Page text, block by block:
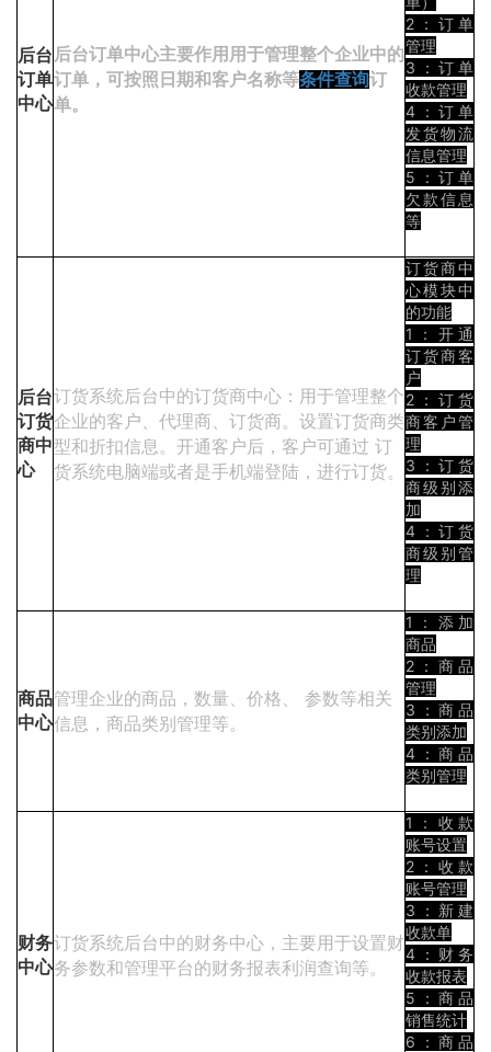
后台
订单
中心
后台订单中心主要作用用于管理整个企业中的
订单，可按照日期和客户名称等条件查询订
单。
2：订单
管理
3：订单
收款管理
4：订单
发货物流
信息管理
5：订单
欠款信息
等
后台
订货
商中
心
订货系统后台中的订货商中心：用于管理整个
企业的客户、代理商、订货商。设置订货商类
型和折扣信息。开通客户后，客户可通过 订
货系统电脑端或者是手机端登陆，进行订货。
订货商中
心模块中
的功能
1：开通
订货商客
户
2：订货
商客户管
理
3：订货
商级别添
加
4：订货
商级别管
理
商品
中心
管理企业的商品，数量、价格、 参数等相关
信息，商品类别管理等。
1：添加
商品
2：商品
管理
3：商品
类别添加
4：商品
类别管理
财务
中心
订货系统后台中的财务中心，主要用于设置财
务参数和管理平台的财务报表利润查询等。
1：收款
账号设置
2：收款
账号管理
3：新建
收款单
4：财务
收款报表
5：商品
销售统计
6：商品